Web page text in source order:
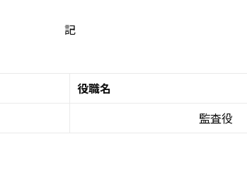
記
役職名
監査役